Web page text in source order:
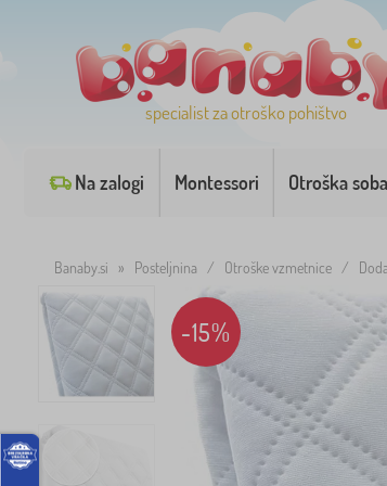
specialist za otroško pohištvo
Na zalogi Montessori Otroška soba
Banaby.si » Posteljnina / Otroške vzmetnice /
-15%